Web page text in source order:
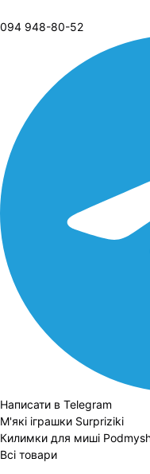
094 948-80-52
Написати в Telegram
М'які іграшки Surpriziki
Килимки для миші
Всі товари